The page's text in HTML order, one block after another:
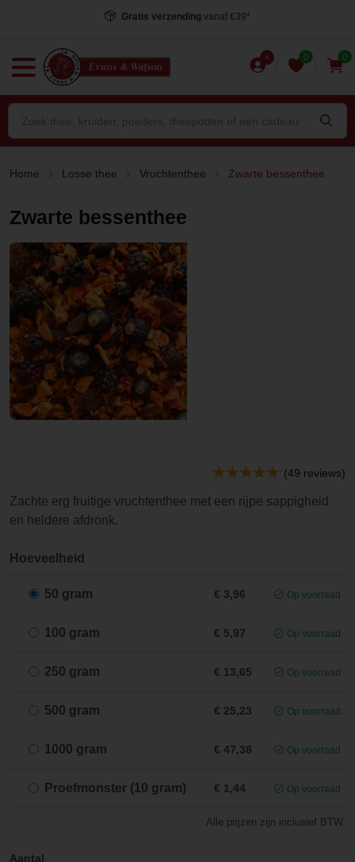
Gratis verzending vanaf €39*
0 0
Home Losse thee Vruchtenthee Zwarte bessenthee
Zwarte bessenthee
(49 reviews)
Zachte erg fruitige vruchtenthee met een rijpe sappigheid
en heldere afdronk.
Hoeveelheid
50 gram € 3,96 Op voorraad
100 gram € 5,97 Op voorraad
250 gram € 13,65 Op voorraad
500 gram € 25,23 Op voorraad
1000 gram € 47,38 Op voorraad
Proefmonster (10 gram) € 1,44 Op voorraad
Alle prijzen zijn inclusief BTW.
Aantal